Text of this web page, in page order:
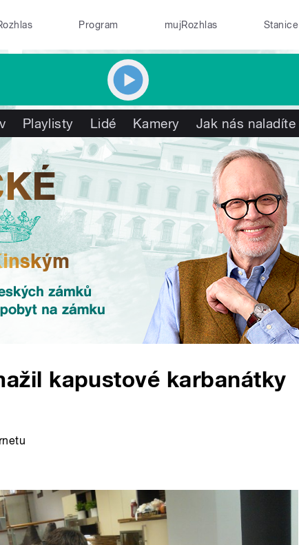
Program mujRozhlas Stanice
Playlisty Lidé Kamery Jak nás naladíte
kapustové karbanátky